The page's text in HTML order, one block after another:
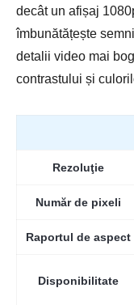
decât un afișaj
îmbunătățește
detalii video mai
contrastului și
Rezoluţie
Număr de pixeli
Raportul de aspect
Disponibilitate